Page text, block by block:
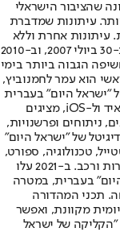
שהציבור הישראלי
עיתונות שמדברת
עיתונות אחרת וללא
תשלום. המהדורה המודפסת הראשונה פורסמה ב-30 ביולי 2007, וב-2010
הגבוה ביותר בימי
הוא עמר לחמנוביץ,
"ישראל היום" בעברית
ובאנגלית, כמו כן היישומונים (אפליקציות) לאנדרואיד ול-iOS, מציגים
ניתוחים ופרשנויות,
של "ישראל היום"
טכנולוגיה, ספורט,
כלכלה וצרכנות, בריאות, חיילים, אוכל, יהדות, תיירות ורכב. ב-2021 עלו
בעברית, במטרה
תכני המהדורה
מקוונת, ואפשר
"הקליקה של ישראל